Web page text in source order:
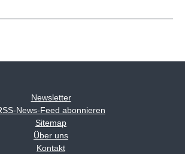
Newsletter
News-Feed abonnieren
Sitemap
Über uns
Kontakt